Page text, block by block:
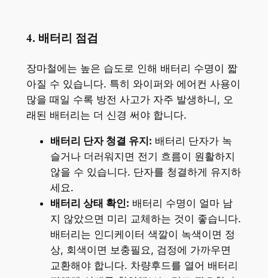
4. 배터리 점검
장마철에는 높은 습도로 인해 배터리 수명이 짧
아질 수 있습니다. 특히 와이퍼와 에어컨 사용이
많을 때일 수록 방전 사고가 자주 발생하니, 오
래된 배터리는 더 신경 써야 합니다.
배터리 단자 청결 유지: 배터리 단자가 녹
슬거나 더러워지면 전기 흐름이 원활하지
않을 수 있습니다. 단자를 청결하게 유지하
세요.
배터리 상태 확인: 배터리 수명이 얼마 남
지 않았으면 미리 교체하는 것이 좋습니다.
배터리는 인디케이터 색깔이 녹색이면 정
상, 회색이면 보충필요, 검정에 가까우면
교환해야 합니다. 차량후드를 열어 배터리